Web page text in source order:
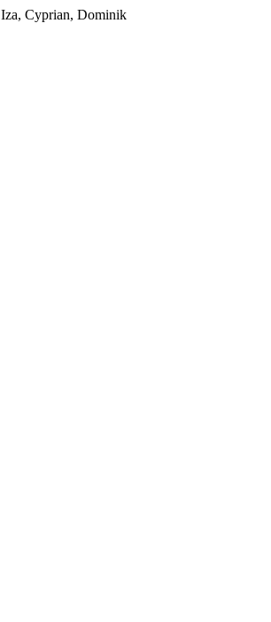
Iza, Cyprian, Dominik